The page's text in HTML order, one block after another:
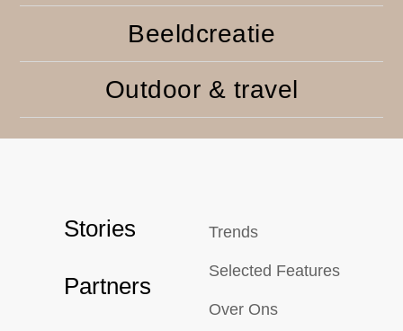
Beeldcreatie
Outdoor & travel
Stories
Partners
Trends
Selected Features
Over Ons